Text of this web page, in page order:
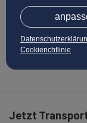
Cookierichtlinie
Jetzt